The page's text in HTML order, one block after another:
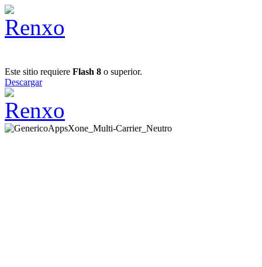
Este sitio requiere Flash 8 o superior.
Descargar